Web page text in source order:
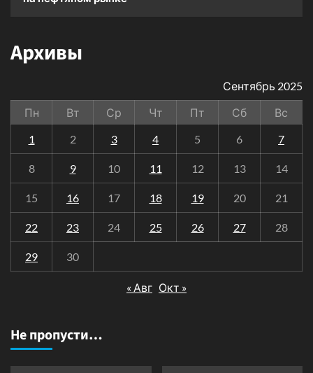
Архивы
Сентябрь 2025
Пн
Вт Ср Чт Пт Сб
Вс
1
2 3 4 5 6 7
8 9 10 11 12 13 14
15 16 17 18 19 20 21
22 23 24 25 26 27 28
29 30
« Авг Окт »
Не пропусти…